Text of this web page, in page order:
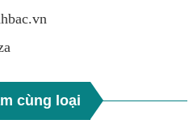
cùng loại